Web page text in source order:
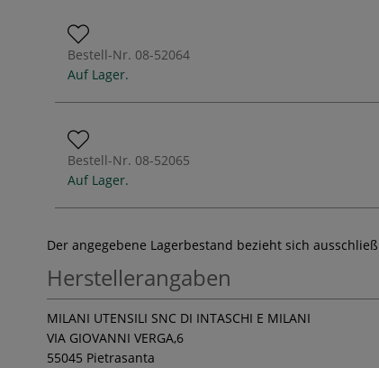
Bestell-Nr. 08-52064
Auf Lager.
Bestell-Nr. 08-52065
Auf Lager.
Der angegebene Lagerbestand bezieht sich
Herstellerangaben
MILANI UTENSILI SNC DI INTASCHI E MILANI
VIA GIOVANNI VERGA,6
55045 Pietrasanta